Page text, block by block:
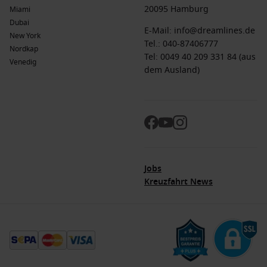
Miami
Dubai
New York
Nordkap
Venedig
20095 Hamburg
E-Mail: info@dreamlines.de
Tel.: 040-87406777
Tel: 0049 40 209 331 84 (aus
dem Ausland)
Jobs
Kreuzfahrt News